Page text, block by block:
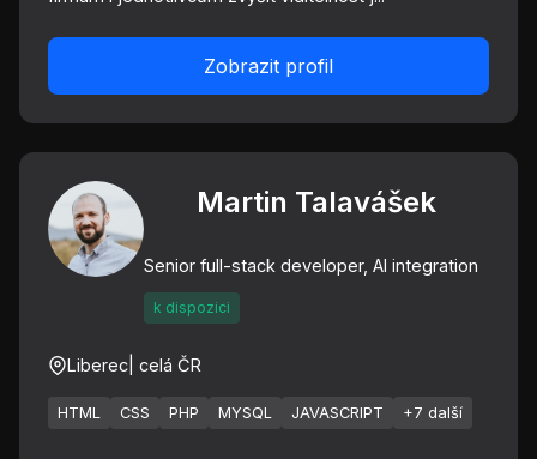
Zobrazit profil
Martin Talavášek
Senior full-stack developer, AI integration
k dispozici
Liberec | celá ČR
HTML CSS PHP MYSQL JAVASCRIPT +7 další